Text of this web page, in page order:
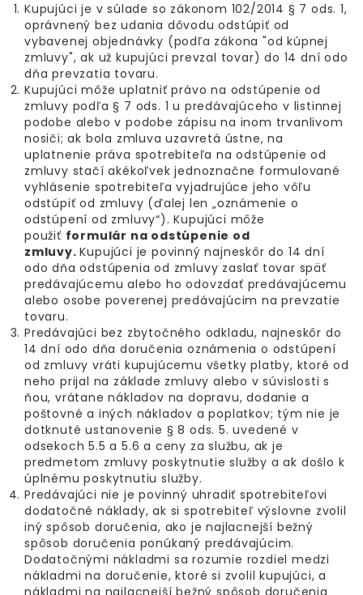
Kupujúci je v súlade so zákonom 102/2014 § 7 ods. 1,
oprávnený bez udania dôvodu odstúpiť od
vybavenej objednávky (podľa zákona "od kúpnej
zmluvy", ak už kupujúci prevzal tovar) do 14 dní odo
dňa prevzatia tovaru.
Kupujúci môže uplatniť právo na odstúpenie od
zmluvy podľa § 7 ods. 1 u predávajúceho v listinnej
podobe alebo v podobe zápisu na inom trvanlivom
nosiči; ak bola zmluva uzavretá ústne, na
uplatnenie práva spotrebiteľa na odstúpenie od
zmluvy stačí akékoľvek jednoznačne formulované
vyhlásenie spotrebiteľa vyjadrujúce jeho vôľu
odstúpiť od zmluvy (ďalej len „oznámenie o
odstúpení od zmluvy“). Kupujúci môže
použiť formulár na odstúpenie od
zmluvy.Kupujúci je povinný najneskôr do 14 dní
odo dňa odstúpenia od zmluvy zaslať tovar späť
predávajúcemu alebo ho odovzdať predávajúcemu
alebo osobe poverenej predávajúcim na prevzatie
tovaru.
Predávajúci bez zbytočného odkladu, najneskôr do
14 dní odo dňa doručenia oznámenia o odstúpení
od zmluvy vráti kupujúcemu všetky platby, ktoré od
neho prijal na základe zmluvy alebo v súvislosti s
ňou, vrátane nákladov na dopravu, dodanie a
poštovné a iných nákladov a poplatkov; tým nie je
dotknuté ustanovenie § 8 ods. 5. uvedené v
odsekoch 5.5 a 5.6 a ceny za službu, ak je
predmetom zmluvy poskytnutie služby a ak došlo k
úplnému poskytnutiu služby.
Predávajúci nie je povinný uhradiť spotrebiteľovi
dodatočné náklady, ak si spotrebiteľ výslovne zvolil
iný spôsob doručenia, ako je najlacnejší bežný
spôsob doručenia ponúkaný predávajúcim.
Dodatočnými nákladmi sa rozumie rozdiel medzi
nákladmi na doručenie, ktoré si zvolil kupujúci, a
nákladmi na najlacnejší bežný spôsob doručenia